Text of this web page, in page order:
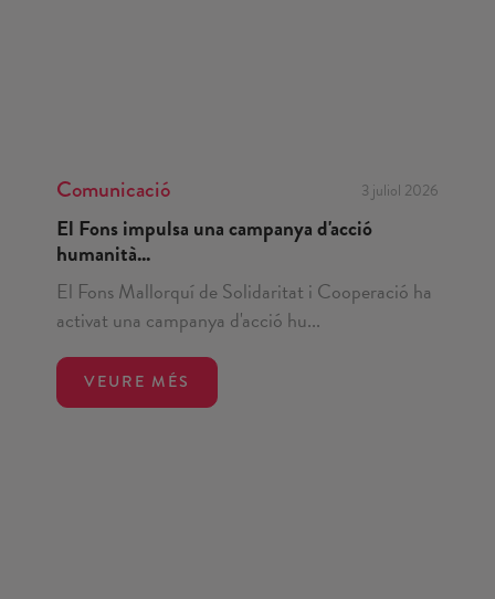
Comunicació 3 juliol 2026
El Fons impulsa una campanya d'acció
humanità...
El Fons Mallorquí de Solidaritat i Cooperació ha
activat una campanya d'acció hu...
VEURE MÉS